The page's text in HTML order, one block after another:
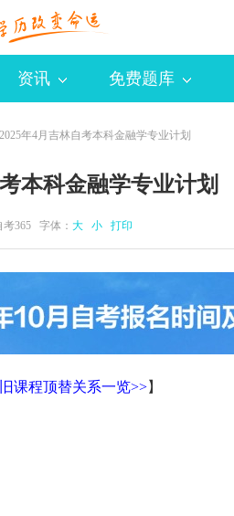
资讯 免费题库
年4月吉林自考本科金融学专业计划
本科金融学专业计划
考365 字体： 大 小 打印
课程顶替关系一览>>】